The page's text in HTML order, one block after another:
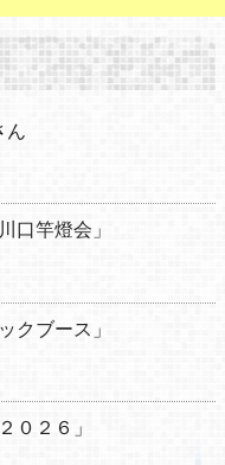
ん
口竿燈会」
クブース」
０２６」